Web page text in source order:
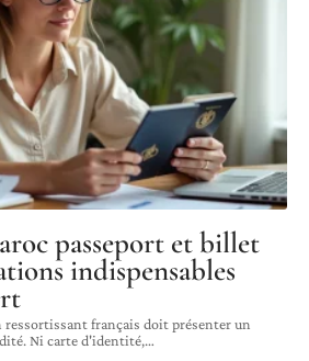
passeport et billet
indispensables
ressortissant français doit présenter un
Ni carte d'identité,…